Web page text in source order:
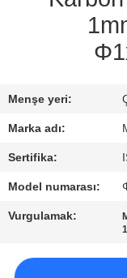
İSTE
GIZLILIK
Menşe yeri:
Marka adı:
Sertifika:
Model numarası:
Vurgulamak: